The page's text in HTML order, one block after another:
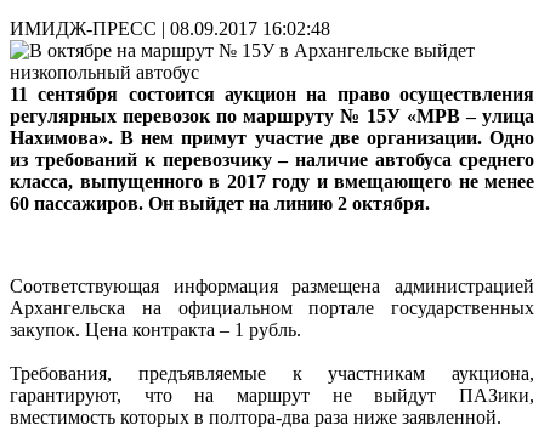
ИМИДЖ-ПРЕСС | 08.09.2017 16:02:48
11 сентября состоится аукцион на право осуществления
регулярных перевозок по маршруту № 15У «МРВ – улица
Нахимова». В нем примут участие две организации. Одно
из требований к перевозчику – наличие автобуса среднего
класса, выпущенного в 2017 году и вмещающего не менее
60 пассажиров. Он выйдет на линию 2 октября.
Соответствующая информация размещена администрацией
Архангельска на официальном портале государственных
закупок. Цена контракта – 1 рубль.
Требования, предъявляемые к участникам аукциона,
гарантируют, что на маршрут не выйдут ПАЗики,
вместимость которых в полтора-два раза ниже заявленной.